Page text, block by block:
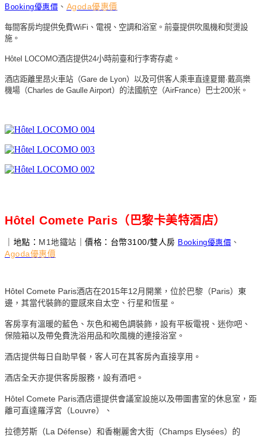
Booking優惠價 、 Agoda優惠價
每間客房均提供免費WiFi 、電視、空調和浴室。前臺提供吹風機和熨燙設
施。
Hôtel LOCOMO酒店提供24小時前臺和行李寄存處。
酒店距離里昂火車站（Gare de Lyon）以及可供客人乘車直達夏爾·戴高樂
機場（Charles de Gaulle Airport）的法國航空（AirFrance）巴士200米。
Hôtel Comete Paris（巴黎卡美特酒店）
｜地點： M1地鐵站 ｜價格：台幣3100/雙人房 Booking優惠價 、
Agoda優惠價
Hôtel Comete Paris酒店在2015年12月開業，位於巴黎（Paris）東
邊，其當代裝飾的靈感來自太空、行星和恆星。
客房享有溫暖的藍色、灰色和褐色調裝飾，設有平板電視、迷你吧、
保險箱以及帶免費洗浴用品和吹風機的連接浴室。
酒店提供每日自助早餐，客人可在其客房內直接享用。
酒店全天亦提供客房服務，設有酒吧。
Hôtel Comete Paris酒店還提供會議室設施以及帶圖書室的休息室，距
離可直達羅浮宮（Louvre）、
拉德芳斯（La Défense）和香榭麗舍大街（Champs Elysées）的